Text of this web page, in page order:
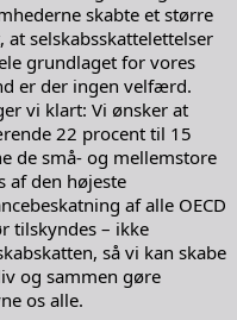
skabte et større
selskabsskattelettelser
grundlaget for vores
er der ingen velfærd.
vi klart: Vi ønsker at
22 procent til 15
de små- og mellemstore
af den højeste
af alle OECD
tilskyndes – ikke
så vi kan skabe
og sammen gøre
os alle.